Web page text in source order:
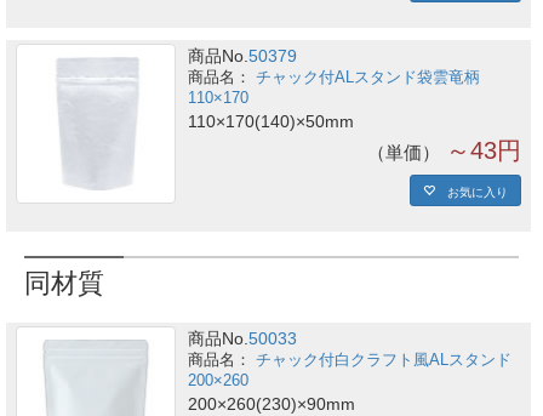
商品No.50379
チャック付ALスタンド袋雲竜柄
110×170
110×170(140)×50mm
単価 ～43円
お気に入り
同材質
商品No.50033
チャック付白クラフト風ALスタンド
200×260
200×260(230)×90mm